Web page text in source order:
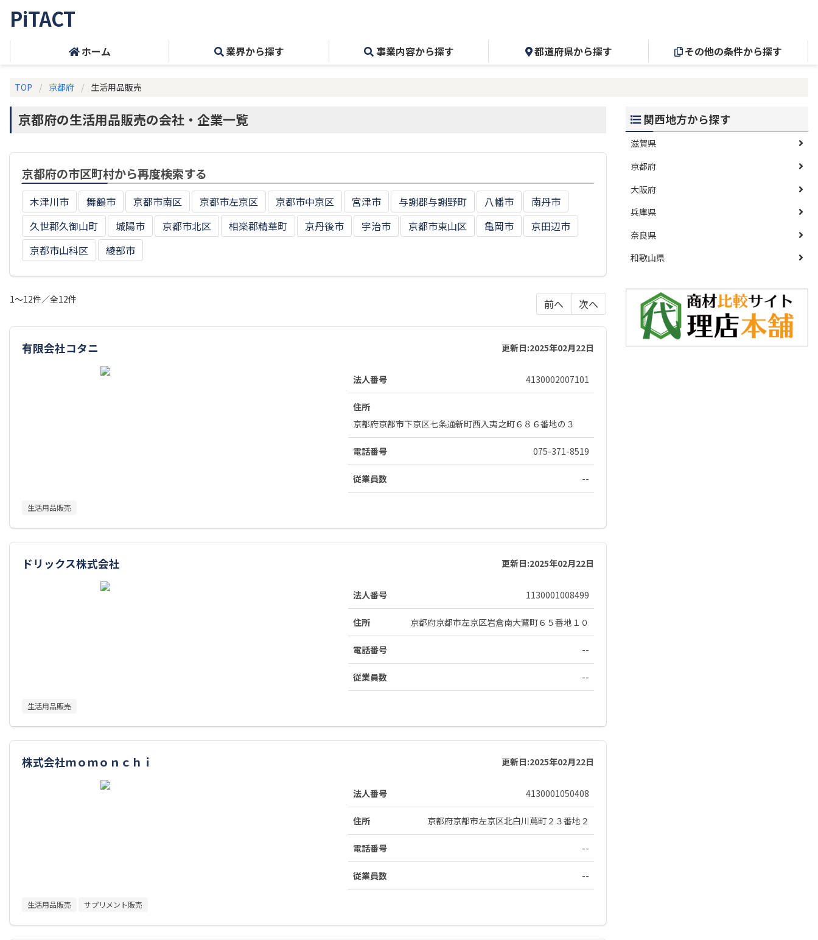
PiTACT
ホーム 業界から探す 事業内容から探す 都道府県から探す その他の条件から探す
TOP 京都府 生活用品販売
京都府の生活用品販売の会社・企業一覧
京都府の市区町村から再度検索する
木津川市 舞鶴市 京都市南区 京都市左京区 京都市中京区 宮津市 与謝郡与謝野町 八幡市
南丹市
久世郡久御山町
城陽市 京都市北区 相楽郡精華町 京丹後市 宇治市 京都市東山区 亀岡市
京田辺市
京都市山科区
綾部市
1～12件／全12件 前へ 次へ
有限会社コタニ 更新日:2025年02月22日
法人番号 4130002007101
住所
京都府京都市下京区七条通新町西入夷之町６８６番地の３
電話番号 075-371-8519
従業員数 --
生活用品販売
ドリックス株式会社 更新日:2025年02月22日
法人番号 1130001008499
住所 京都府京都市左京区岩倉南大鷺町６５番地１０
電話番号 --
従業員数 --
生活用品販売
株式会社ｍｏｍｏｎｃｈｉ 更新日:2025年02月22日
法人番号 4130001050408
住所 京都府京都市左京区北白川蔦町２３番地２
電話番号 --
従業員数 --
生活用品販売 サプリメント販売
関西地方から探す
滋賀県
京都府
大阪府
兵庫県
奈良県
和歌山県